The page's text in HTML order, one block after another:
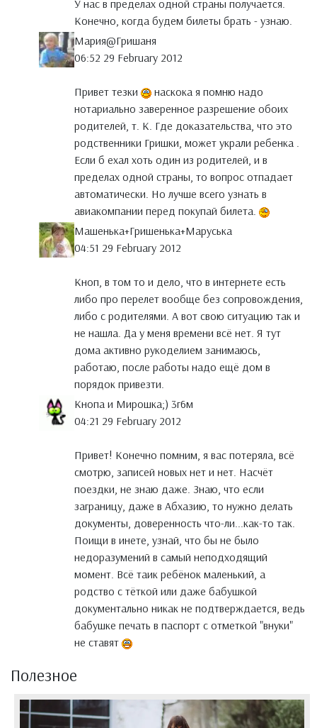
У нас в пределах одной страны получается.
Конечно, когда будем билеты брать - узнаю.
Мария@Гришаня
06:52 29 February 2012
Привет тезки
наскока я помню надо
нотариально заверенное разрешение обоих
родителей, т. К. Где доказательства, что это
родственники Гришки, может украли ребенка .
Если б ехал хоть один из родителей, и в
пределах одной страны, то вопрос отпадает
автоматически. Но лучше всего узнать в
авиакомпании перед покупай билета.
Машенька+Гришенька+Маруська
04:51 29 February 2012
Кноп, в том то и дело, что в интернете есть
либо про перелет вообще без сопровождения,
либо с родителями. А вот свою ситуацию так и
не нашла. Да у меня времени всё нет. Я тут
дома активно рукоделием занимаюсь,
работаю, после работы надо ещё дом в
порядок привезти.
Кнопа и Мирошка;) 3г6м
04:21 29 February 2012
Привет! Конечно помним, я вас потеряла, всё
смотрю, записей новых нет и нет. Насчёт
поездки, не знаю даже. Знаю, что если
заграницу, даже в Абхазию, то нужно делать
документы, доверенность что-ли...как-то так.
Поищи в инете, узнай, что бы не было
недоразумений в самый неподходящий
момент. Всё таик ребёнок маленький, а
родство с тёткой или даже бабушкой
документально никак не подтверждается, ведь
бабушке печать в паспорт с отметкой "внуки"
не ставят
Полезное